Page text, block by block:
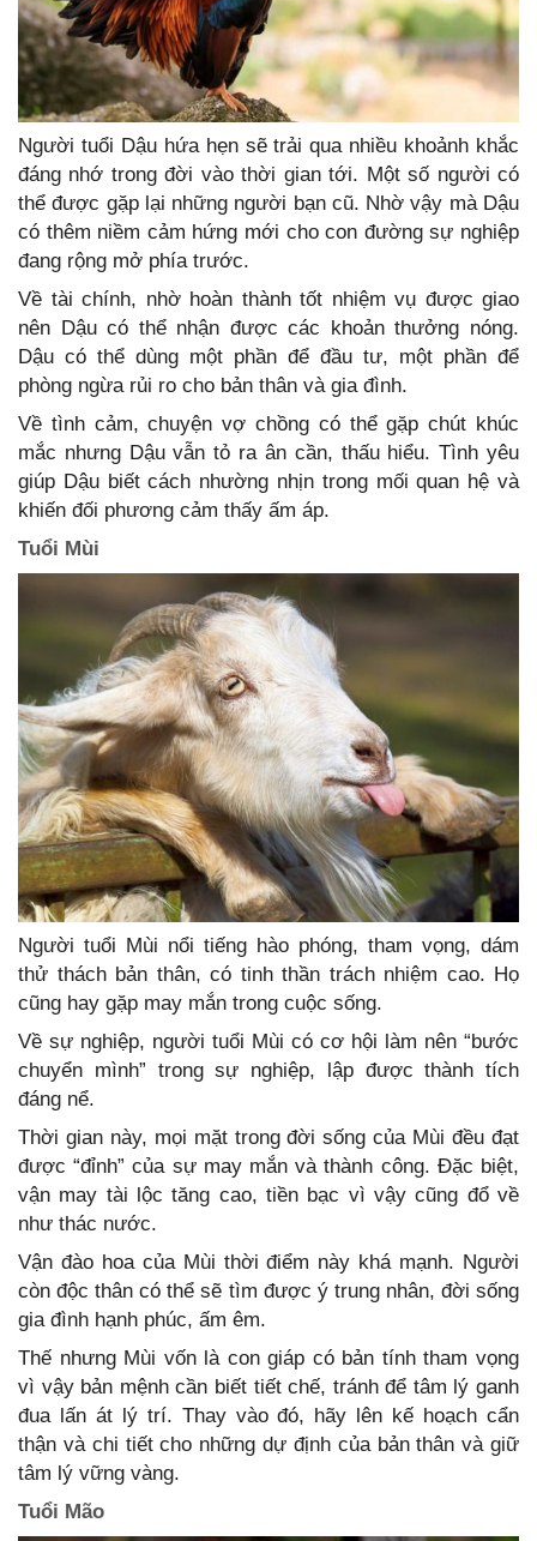
Người tuổi Dậu hứa hẹn sẽ trải qua nhiều khoảnh khắc
đáng nhớ trong đời vào thời gian tới. Một số người có
thể được gặp lại những người bạn cũ. Nhờ vậy mà Dậu
có thêm niềm cảm hứng mới cho con đường sự nghiệp
đang rộng mở phía trước.
Về tài chính, nhờ hoàn thành tốt nhiệm vụ được giao
nên Dậu có thể nhận được các khoản thưởng nóng.
Dậu có thể dùng một phần để đầu tư, một phần để
phòng ngừa rủi ro cho bản thân và gia đình.
Về tình cảm, chuyện vợ chồng có thể gặp chút khúc
mắc nhưng Dậu vẫn tỏ ra ân cần, thấu hiểu. Tình yêu
giúp Dậu biết cách nhường nhịn trong mối quan hệ và
khiến đối phương cảm thấy ấm áp.
Tuổi Mùi
Người tuổi Mùi nổi tiếng hào phóng, tham vọng, dám
thử thách bản thân, có tinh thần trách nhiệm cao. Họ
cũng hay gặp may mắn trong cuộc sống.
Về sự nghiệp, người tuổi Mùi có cơ hội làm nên “bước
chuyển mình” trong sự nghiệp, lập được thành tích
đáng nể.
Thời gian này, mọi mặt trong đời sống của Mùi đều đạt
được “đỉnh” của sự may mắn và thành công. Đặc biệt,
vận may tài lộc tăng cao, tiền bạc vì vậy cũng đổ về
như thác nước.
Vận đào hoa của Mùi thời điểm này khá mạnh. Người
còn độc thân có thể sẽ tìm được ý trung nhân, đời sống
gia đình hạnh phúc, ấm êm.
Thế nhưng Mùi vốn là con giáp có bản tính tham vọng
vì vậy bản mệnh cần biết tiết chế, tránh để tâm lý ganh
đua lấn át lý trí. Thay vào đó, hãy lên kế hoạch cẩn
thận và chi tiết cho những dự định của bản thân và giữ
tâm lý vững vàng.
Tuổi Mão